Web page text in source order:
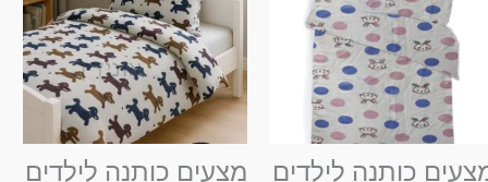
כותנה לילדים
עד
⁦₪130.00⁩
יש
מספר
סוגים.
ניתן
לבחור
את
מצעים כותנה לילדים
עד
⁦₪130.00⁩
יש
מספר
סוגים.
ניתן
לבחור
את